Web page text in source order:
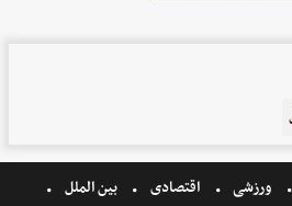
ورزشی اقتصادی
بین الملل